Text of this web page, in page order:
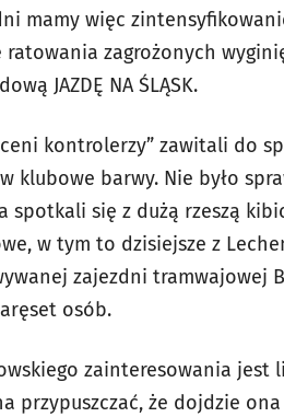
mamy więc
zagrożonych
JAZDĘ NA ŚLĄSK.
kontrolerzy” zawitali do
klubowe barwy. Nie było
spotkali się z dużą rzeszą
w tym to dzisiejsze z
zajezdni tramwajowej
osób.
zainteresowania jest
przypuszczać, że dojdzie